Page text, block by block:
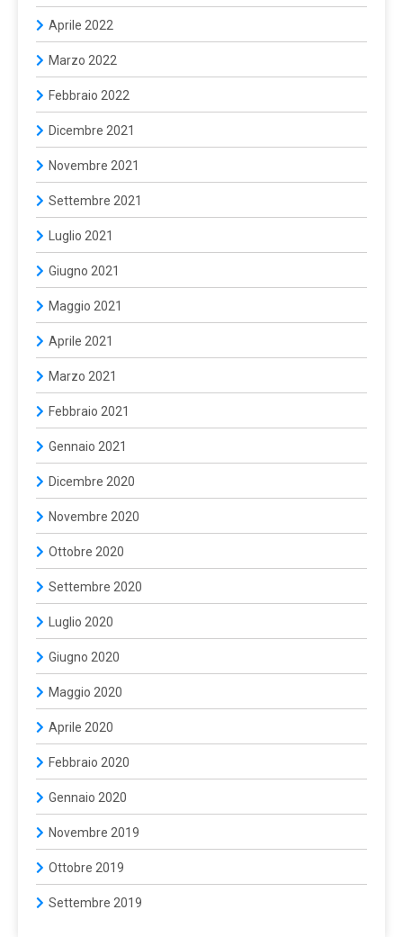
Aprile 2022
Marzo 2022
Febbraio 2022
Dicembre 2021
Novembre 2021
Settembre 2021
Luglio 2021
Giugno 2021
Maggio 2021
Aprile 2021
Marzo 2021
Febbraio 2021
Gennaio 2021
Dicembre 2020
Novembre 2020
Ottobre 2020
Settembre 2020
Luglio 2020
Giugno 2020
Maggio 2020
Aprile 2020
Febbraio 2020
Gennaio 2020
Novembre 2019
Ottobre 2019
Settembre 2019